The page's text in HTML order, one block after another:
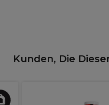
Kunden, Die